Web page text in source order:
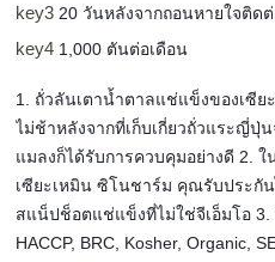
key3 20 วันหลังจากถอนหายใจติด
key4 1,000 ตันต่อเดือน
1. ถั่วลันเตาน้ำตาลแช่แข็งของเซี
ไม่ช้าหลังจากที่เก็บเกี่ยวถั่วแระญี่ปุ่
แมลงก็ได้รับการควบคุมอย่างดี 2.
เซียะเหมิน ซิโนชาร์ม คุณรับประ
สแน็ปช็อตแช่แข็งที่ไม่ใช่จีเอ็มโอ 3.
HACCP, BRC, Kosher, Organic,